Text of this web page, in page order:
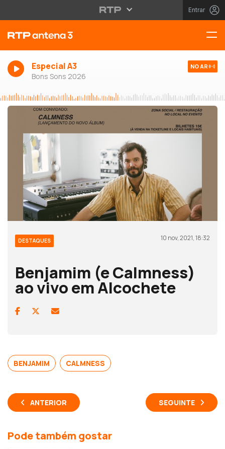
Entrar
Especial A3
Bons Sons 2026
NO AR
DESTAQUES 10 nov, 2021, 18:32
Benjamim (e Calmness)
ao vivo em Alcochete
BENJAMIM CALMNESS
ANTERIOR SEGUINTE
Pode também gostar